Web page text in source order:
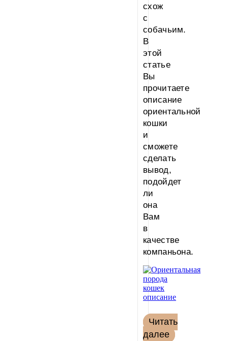
схож
с
собачьим.
В
этой
статье
Вы
прочитаете
описание
ориентальной
кошки
и
сможете
сделать
вывод,
подойдет
ли
она
Вам
в
качестве
компаньона.
Читать
далее